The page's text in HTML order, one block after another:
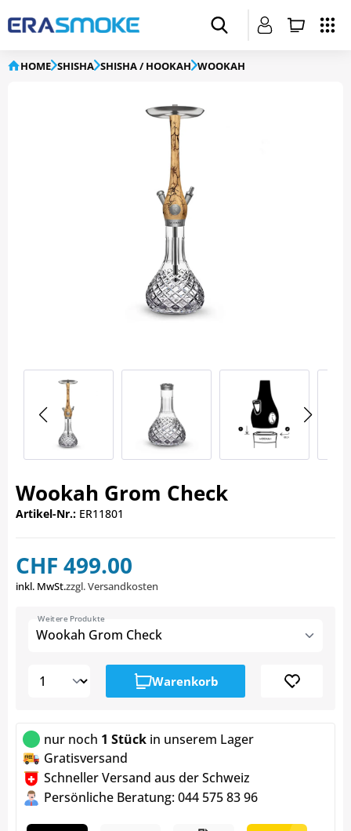
HOME SHISHA SHISHA / HOOKAH WOOKAH
Wookah Grom Check
Artikel-Nr.: ER11801
CHF 499.00
inkl. MwSt.zzgl. Versandkosten
Wookah Grom Check
Weitere Produkte
Warenkorb
nur noch 1 Stück in unserem Lager
Gratisversand
Schneller Versand aus der Schweiz
Persönliche Beratung: 044 575 83 96